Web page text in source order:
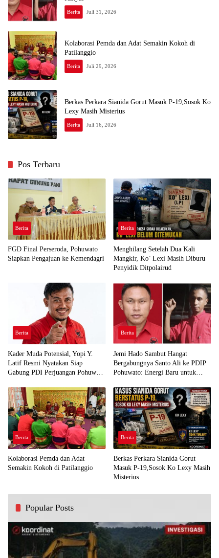
Berita Juli 31, 2026
Kolaborasi Pemda dan Adat Semakin Kokoh di
Patilanggio
Berita Juli 29, 2026
Berkas Perkara Sianida Gorut Masuk P-19,Sosok Ko
Lexy Masih Misterius
Berita Juli 16, 2026
Pos Terbaru
Berita
FGD Final Perseroda, Pohuwato
Siapkan Pengajuan ke Kemendagri
Berita
Menghilang Setelah Dua Kali
Mangkir, Ko’ Lexi Masih Diburu
Penyidik Ditpolairud
Berita
Kader Muda Potensial, Yopi Y.
Latif Resmi Nyatakan Siap
Gabung PDI Perjuangan Pohuwato
Berita
Jemi Hado Sambut Hangat
Bergabungnya Santo Ali ke PDIP
Pohuwato: Energi Baru untuk
Berita
Kolaborasi Pemda dan Adat
Semakin Kokoh di Patilanggio
Berita
Berkas Perkara Sianida Gorut
Masuk P-19,Sosok Ko Lexy Masih
Misterius
Popular Posts